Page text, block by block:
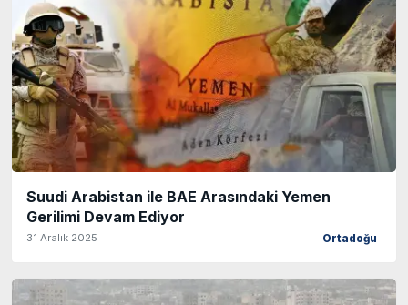
Suudi Arabistan ile BAE Arasındaki Yemen
Gerilimi Devam Ediyor
31 Aralık 2025 Ortadoğu